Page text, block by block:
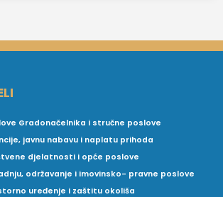
Gradonačelnika i stručne poslove
javnu nabavu i naplatu prihoda
djelatnosti i opće poslove
održavanje i imovinsko- pravne poslove
uređenje i zaštitu okoliša